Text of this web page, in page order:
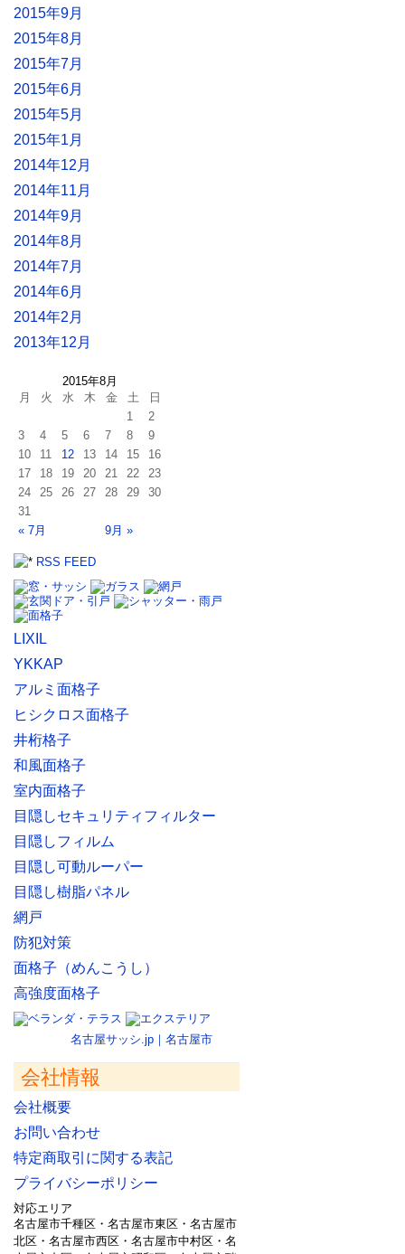
2015年9月
2015年8月
2015年7月
2015年6月
2015年5月
2015年1月
2014年12月
2014年11月
2014年9月
2014年8月
2014年7月
2014年6月
2014年2月
2013年12月
2015年8月
月
火 水 木 金 土 日
« 7月 9月 »
1
2
3
4 5 6 7 8
9
10
11 12 13 14 15
16
17
18 19 20 21 22
23
24
25 26 27 28 29
30
31
RSS FEED
LIXIL
YKKAP
アルミ面格子
ヒシクロス面格子
井桁格子
和風面格子
室内面格子
目隠しセキュリティフィルター
目隠しフィルム
目隠し可動ルーパー
目隠し樹脂パネル
網戸
防犯対策
面格子（めんこうし）
高強度面格子
名古屋サッシ.jp｜名古屋市
会社情報
会社概要
お問い合わせ
特定商取引に関する表記
プライバシーポリシー
対応エリア
名古屋市千種区・名古屋市東区・名古屋市
北区・名古屋市西区・名古屋市中村区・名